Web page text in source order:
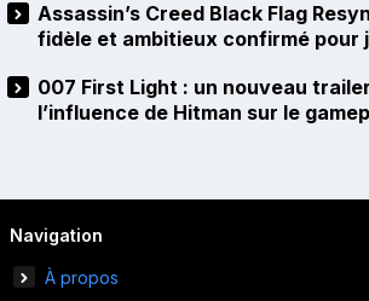
Assassin’s Creed Black Flag
fidèle et ambitieux confirmé pour
007 First Light : un nouveau
l’influence de Hitman sur le
Navigation
À propos